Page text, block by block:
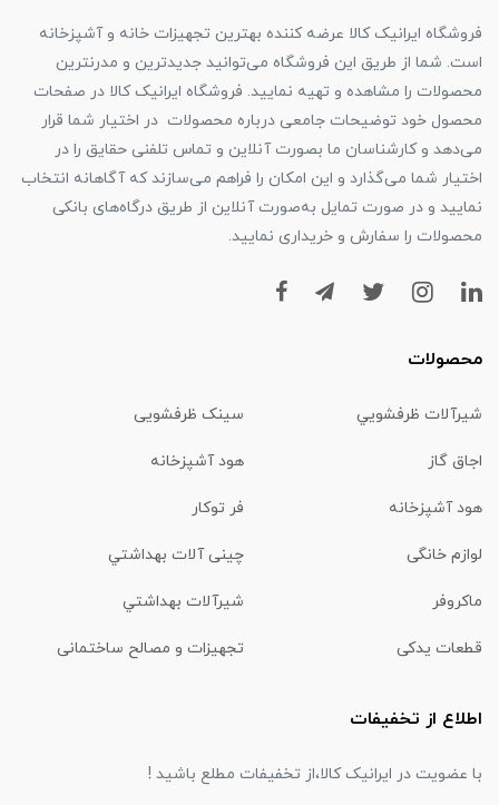
فروشگاه ایرانیک کالا عرضه کننده بهترین تجهیزات خانه و آشپزخانه
است. شما از طریق این فروشگاه می‌توانید جدیدترین و مدرنترین
محصولات را مشاهده و تهیه نمایید. فروشگاه ایرانیک کالا در صفحات
محصول خود توضیحات جامعی درباره محصولات در اختیار شما قرار
می‌دهد و کارشناسان ما بصورت آنلاین و تماس تلفنی حقایق را در
اختیار شما می‌گذارد و این امکان را فراهم می‌سازند که آگاهانه انتخاب
نمایید و در صورت تمایل به‌صورت آنلاین از طریق درگاه‌های بانکی
محصولات را سفارش و خریداری نمایید.
محصولات
شیرآلات ظرفشويي سینک ظرفشویی
اجاق گاز هود آشپزخانه
هود آشپزخانه فر توکار
لوازم خانگی چینی آلات بهداشتي
ماكروفر شیرآلات بهداشتي
قطعات یدکی تجهیزات و مصالح ساختمانی
اطلاع از تخفیفات
با عضویت در ایرانیک کالا،از تخفیفات مطلع باشید !